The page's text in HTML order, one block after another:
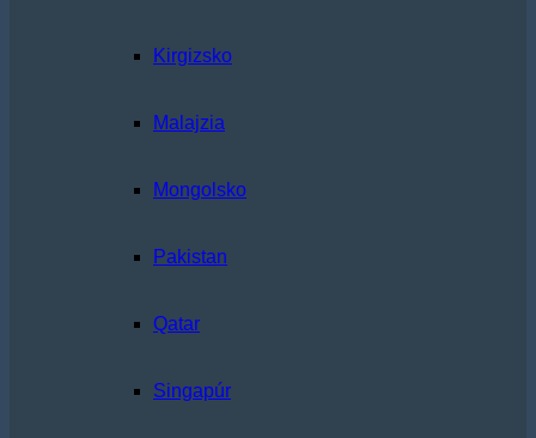
Kirgizsko
Malajzia
Mongolsko
Pakistan
Qatar
Singapúr